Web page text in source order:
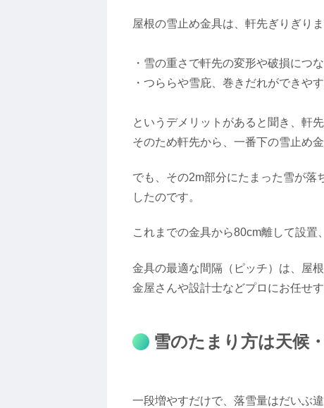
屋根の雪止め金具は、軒先ぎりぎりま
・雪の重さで軒先の変形や破損につ
・つららや雪庇、巻きだれができや
というデメリットがあると聞き、軒
そのため軒先から、一番下の雪止め
でも、その2m部分にたまった雪が
したのです。
これまでの金具から80cm離して設置
金具の最適な間隔（ピッチ）は、屋
金屋さんや設計士などプロにお任せ
雪のたまり方は天候
一段増やすだけで、落雪量はだいぶ